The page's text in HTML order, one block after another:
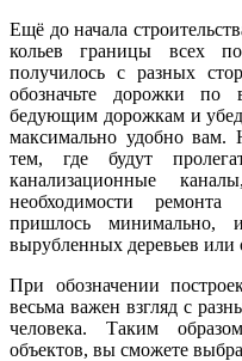
Ещё до начала
кольев границы всех
получилось с разных
обозначьте дорожки по
бедующим дорожкам и
максимально удобно вам.
тем, где будут
канализационные
необходимости ремонта
пришлось
вырубленных деревьев или
При обозначении
весьма важен взгляд с
человека. Таким
объектов, вы сможете